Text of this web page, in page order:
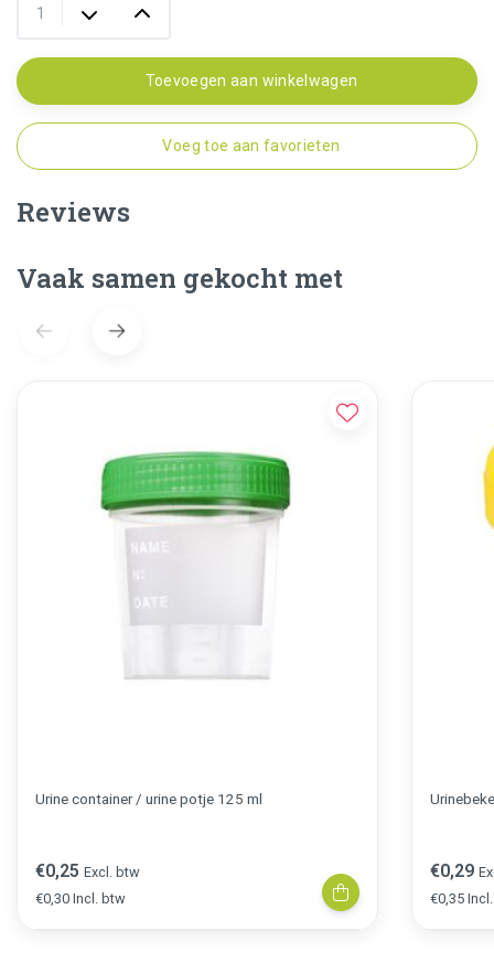
Toevoegen aan winkelwagen
Voeg toe aan favorieten
Reviews
Vaak samen gekocht met
Urine container / urine potje 125 ml
€0,25 Excl. btw
€0,30 Incl. btw
€0,29
€0,35